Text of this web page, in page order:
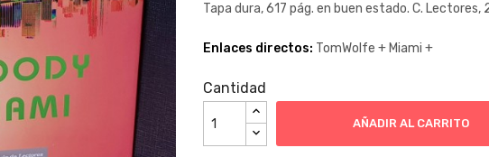
Tapa dura, 617 pág. en buen estado. C. Lectores,
Enlaces directos: TomWolfe + Miami +
Cantidad
AÑADIR AL CARRITO